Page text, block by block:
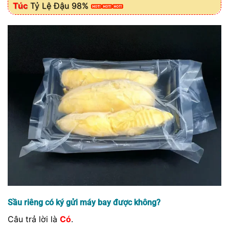
TúcTỷ Lệ Đậu 98%
Sầu riêng có ký gửi máy bay được không?
Câu trả lời là Có.